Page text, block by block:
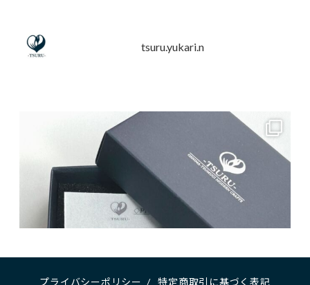
tsuru.yukari.n
プライバシーポリシー / 特定商取引に基づく表記